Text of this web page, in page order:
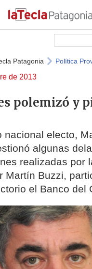
Patagonia Política
de 2013
polemizó y
nacional electo,
algunas
realizadas por
Martín Buzzi,
el Banco del